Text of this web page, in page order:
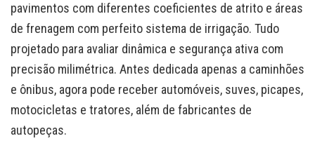
pavimentos com diferentes coeficientes de atrito e áreas
de frenagem com perfeito sistema de irrigação. Tudo
projetado para avaliar dinâmica e segurança ativa com
precisão milimétrica. Antes dedicada apenas a caminhões
e ônibus, agora pode receber automóveis, suves, picapes,
motocicletas e tratores, além de fabricantes de
autopeças.